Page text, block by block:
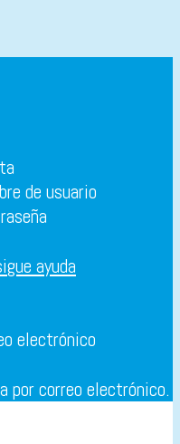
de usuario
ayuda
electrónico
por correo electrónico.